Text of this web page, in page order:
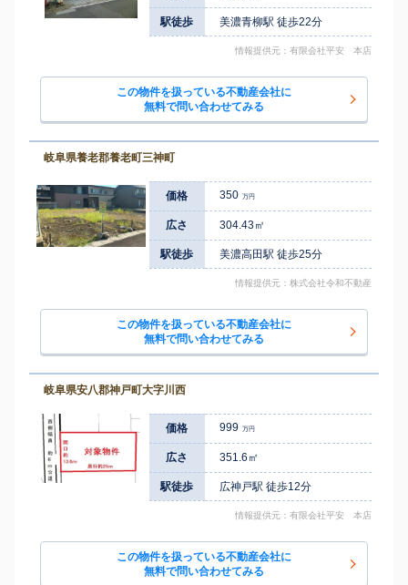
駅徒歩 美濃青柳駅 徒歩22分
情報提供元：有限会社平安 本店
この物件を扱っている不動産会社に
無料で問い合わせてみる
岐阜県養老郡養老町三神町
価格 350 万円
広さ 304.43㎡
駅徒歩 美濃高田駅 徒歩25分
情報提供元：株式会社令和不動産
この物件を扱っている不動産会社に
無料で問い合わせてみる
岐阜県安八郡神戸町大字川西
価格 999 万円
広さ 351.6㎡
駅徒歩 広神戸駅 徒歩12分
情報提供元：有限会社平安 本店
この物件を扱っている不動産会社に
無料で問い合わせてみる